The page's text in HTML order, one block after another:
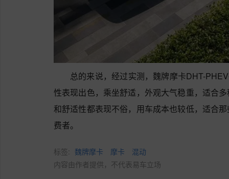
总的来说，经过实测，魏牌摩卡DHT-
性表现出色，乘坐舒适，外观大气稳重，适合
和舒适性都表现不俗，用车成本也较低，适合
费者。
标签: 魏牌摩卡 摩卡
混动
内容由作者提供，不代表易车立场